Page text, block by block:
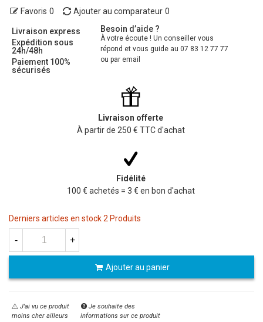
Favoris 0 Ajouter au comparateur 0
Livraison express
Expédition sous
24h/48h
Paiement 100%
sécurisés
Besoin d’aide ?
À votre écoute ! Un conseiller vous
répond et vous guide au 07 83 12 77 77
ou par email
Livraison offerte
À partir de 250 € TTC d'achat
Fidélité
100 € achetés = 3 € en bon d'achat
Derniers articles en stock2 Produits
- +
Ajouter au panier
J'ai vu ce produit
moins cher ailleurs
Je souhaite des
informations sur ce produit